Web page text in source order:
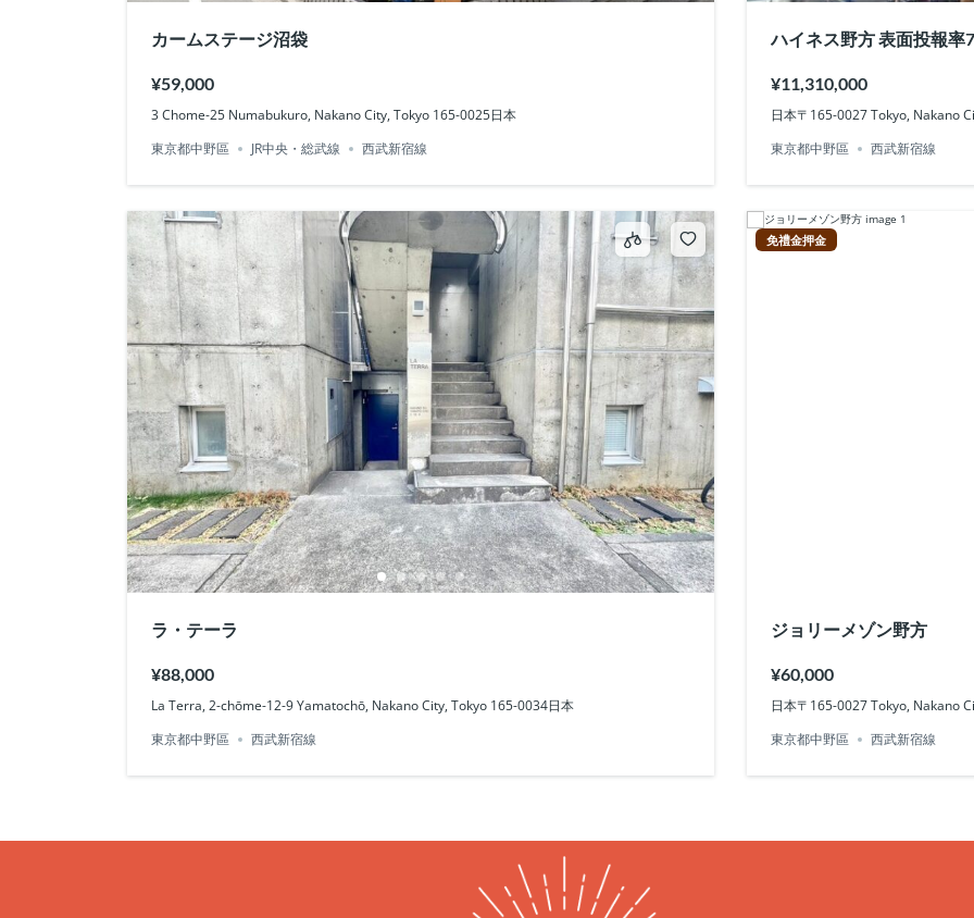
カームステージ沼袋
¥59,000
3 Chome-25 Numabukuro, Nakano City, Tokyo 165-0025日本
東京都中野區
JR中央・総武線 西武新宿線
ハイネス野方 表面投報率
¥11,310,000
日本〒165-0027 Tokyo, Nakano
東京都中野區
西武新宿線
ラ・テーラ
¥88,000
La Terra, 2-chōme-12-9 Yamatochō, Nakano City, Tokyo 165-0034日本
東京都中野區
西武新宿線
免禮金押金
ジョリーメゾン野方
¥60,000
日本〒165-0027 Tokyo, Nakano
東京都中野區
西武新宿線